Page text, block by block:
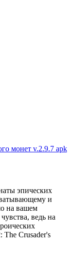
монет v.2.9.7 apk
эпических
и
на вашем
ведь на
The Crusader's